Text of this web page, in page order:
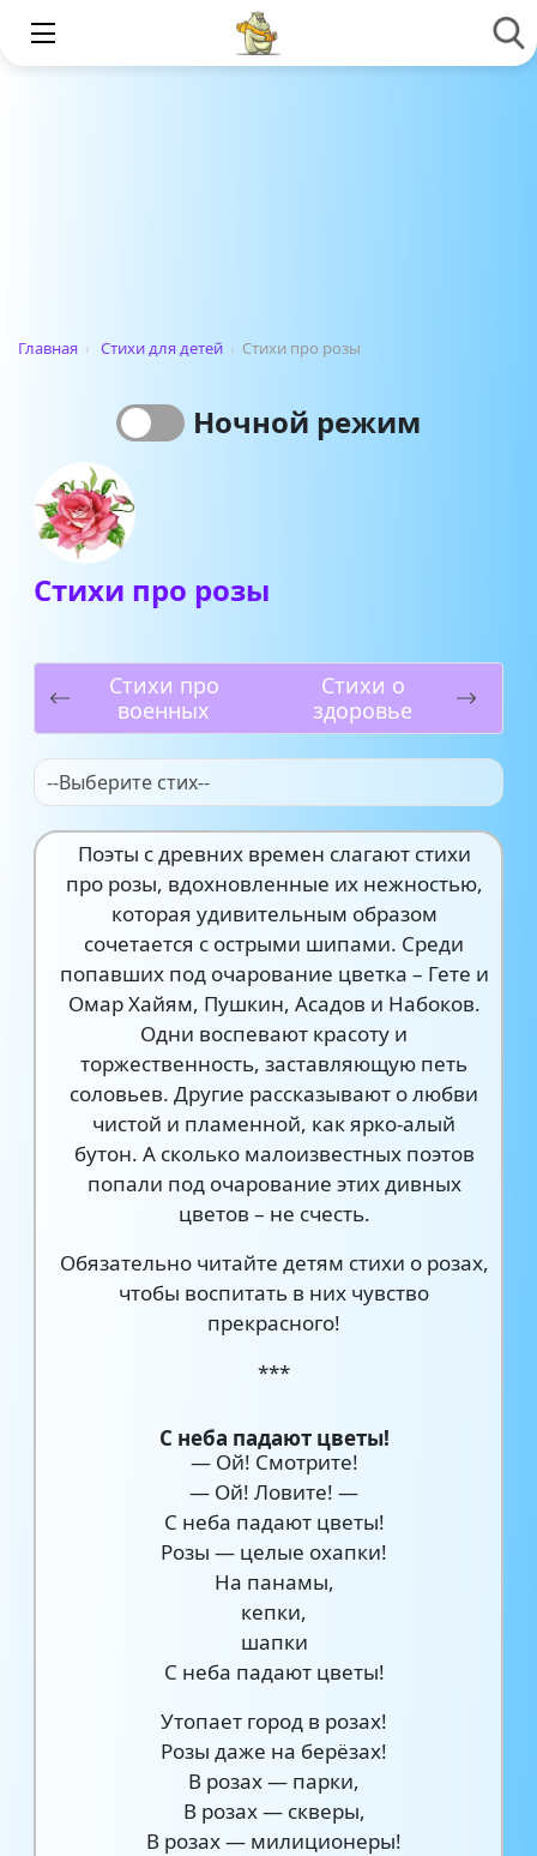
Главная › Стихи для детей › Стихи про розы
Ночной режим
Стихи про розы
Стихи про
военных
Стихи о
здоровье
--Выберите стих--
Поэты с древних времен слагают стихи
про розы, вдохновленные их нежностью,
которая удивительным образом
сочетается с острыми шипами. Среди
попавших под очарование цветка – Гете и
Омар Хайям, Пушкин, Асадов и Набоков.
Одни воспевают красоту и
торжественность, заставляющую петь
соловьев. Другие рассказывают о любви
чистой и пламенной, как ярко-алый
бутон. А сколько малоизвестных поэтов
попали под очарование этих дивных
цветов – не счесть.
Обязательно читайте детям стихи о розах,
чтобы воспитать в них чувство
прекрасного!
***
С неба падают цветы!
— Ой! Смотрите!
— Ой! Ловите! —
С неба падают цветы!
Розы — целые охапки!
На панамы,
кепки,
шапки
С неба падают цветы!
Утопает город в розах!
Розы даже на берёзах!
В розах — парки,
В розах — скверы,
В розах — милиционеры!